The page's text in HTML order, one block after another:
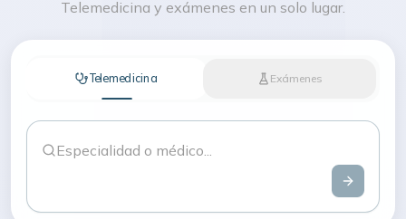
Telemedicina y exámenes en un solo lugar.
Telemedicina Exámenes